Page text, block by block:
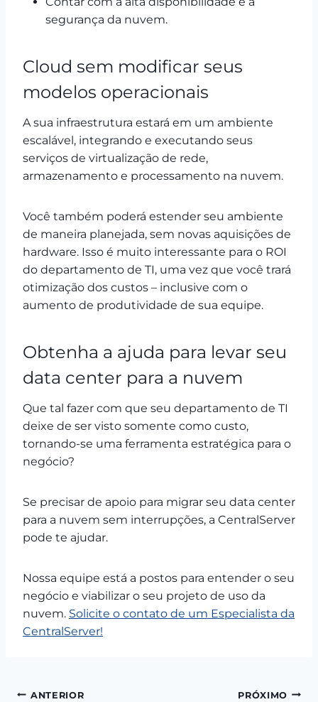
segurança da nuvem.
Cloud sem modificar seus
modelos operacionais
A sua infraestrutura estará em um ambiente
escalável, integrando e executando seus
serviços de virtualização de rede,
armazenamento e processamento na nuvem.
Você também poderá estender seu ambiente
de maneira planejada, sem novas aquisições de
hardware. Isso é muito interessante para o ROI
do departamento de TI, uma vez que você trará
otimização dos custos – inclusive com o
aumento de produtividade de sua equipe.
Obtenha a ajuda para levar seu
data center para a nuvem
Que tal fazer com que seu departamento de TI
deixe de ser visto somente como custo,
tornando-se uma ferramenta estratégica para o
negócio?
Se precisar de apoio para migrar seu data center
para a nuvem sem interrupções, a CentralServer
pode te ajudar.
Nossa equipe está a postos para entender o seu
negócio e viabilizar o seu projeto de uso da
nuvem. Solicite o contato de um Especialista da
CentralServer!
ANTERIOR PRÓXIMO